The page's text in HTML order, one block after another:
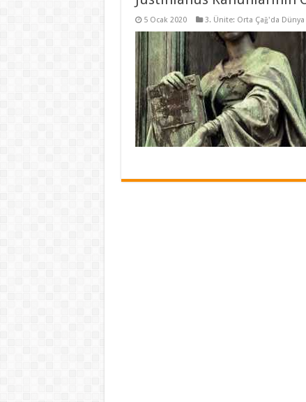
5 Ocak 2020 3. Ünite: Orta Çağ'da Dünya